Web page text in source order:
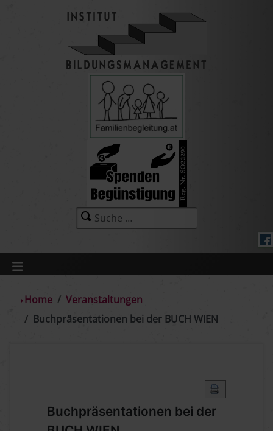
Home
Veranstaltungen
Buchpräsentationen bei der BUCH WIEN
Buchpräsentationen bei der